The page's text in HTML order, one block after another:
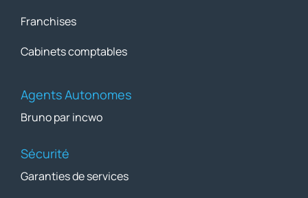
Franchises
Cabinets comptables
Agents Autonomes
Bruno par incwo
Sécurité
Garanties de services